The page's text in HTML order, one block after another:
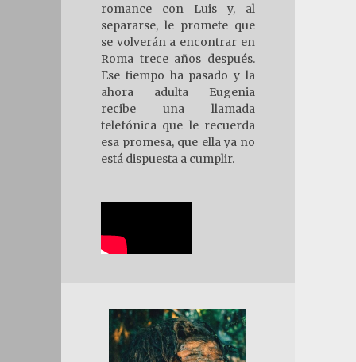
romance con Luis y, al
separarse, le promete que
se volverán a encontrar en
Roma trece años después.
Ese tiempo ha pasado y la
ahora adulta Eugenia
recibe una llamada
telefónica que le recuerda
esa promesa, que ella ya no
está dispuesta a cumplir.